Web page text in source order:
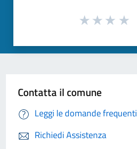
Contatta il comune
Leggi le domande frequenti
Richiedi Assistenza